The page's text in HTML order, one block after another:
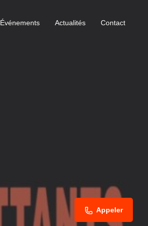
Événements Actualités Contact
Appeler